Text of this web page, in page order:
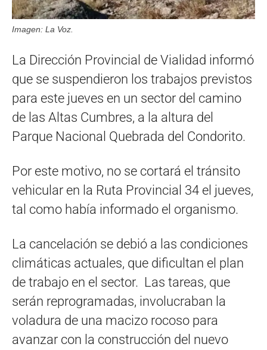
Imagen: La Voz.
La Dirección Provincial de Vialidad informó
que se suspendieron los trabajos previstos
para este jueves en un sector del camino
de las Altas Cumbres, a la altura del
Parque Nacional Quebrada del Condorito.
Por este motivo, no se cortará el tránsito
vehicular en la Ruta Provincial 34 el jueves,
tal como había informado el organismo.
La cancelación se debió a las condiciones
climáticas actuales, que dificultan el plan
de trabajo en el sector. Las tareas, que
serán reprogramadas, involucraban la
voladura de una macizo rocoso para
avanzar con la construcción del nuevo